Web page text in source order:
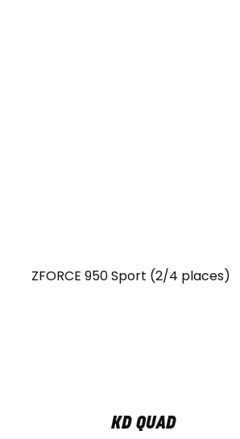
ZFORCE 950 Sport (2/4 places)
KD QUAD